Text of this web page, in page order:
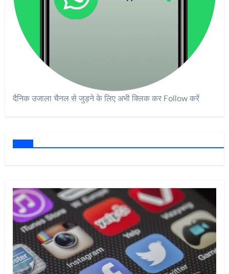
दैनिक उजाला चैनल से जुड़ने के लिए अभी क्लिक कर Follow करें